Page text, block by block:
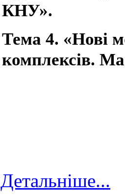
КНУ».
Тема 4. «Нові
комплексів.
Детальніше...